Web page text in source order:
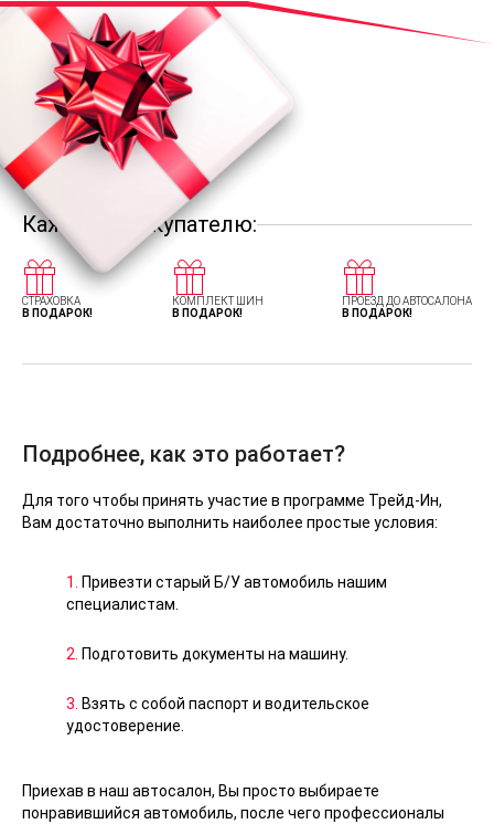
Каждому покупателю:
СТРАХОВКА
В ПОДАРОК!
КОМПЛЕКТ ШИН
В ПОДАРОК!
ПРОЕЗД ДО АВТОСАЛОНА
В ПОДАРОК!
Подробнее, как это работает?
Для того чтобы принять участие в программе Трейд-Ин,
Вам достаточно выполнить наиболее простые условия:
1.
Привезти старый Б/У автомобиль нашим
специалистам.
2. Подготовить документы на машину.
3. Взять с собой паспорт и водительское
удостоверение.
Приехав в наш автосалон, Вы просто выбираете
понравившийся автомобиль, после чего профессионалы